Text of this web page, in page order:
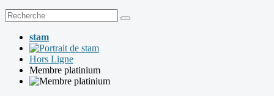
stam
Hors Ligne
Membre platinium